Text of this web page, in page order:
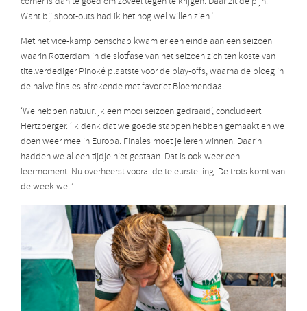
Want bij shoot-outs had ik het nog wel willen zien.’
Met het vice-kampioenschap kwam er een einde aan een seizoen
waarin Rotterdam in de slotfase van het seizoen zich ten koste van
titelverdediger Pinoké plaatste voor de play-offs, waarna de ploeg in
de halve finales afrekende met favoriet Bloemendaal.
‘We hebben natuurlijk een mooi seizoen gedraaid’, concludeert
Hertzberger. ‘Ik denk dat we goede stappen hebben gemaakt en we
doen weer mee in Europa. Finales moet je leren winnen. Daarin
hadden we al een tijdje niet gestaan. Dat is ook weer een
leermoment. Nu overheerst vooral de teleurstelling. De trots komt van
de week wel.’